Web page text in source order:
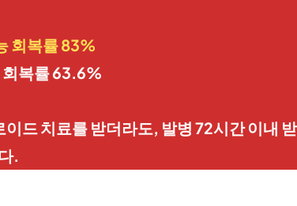
회복률 83%
회복률 63.6%
드 치료를 받더라도, 발병 72시간 이내
.